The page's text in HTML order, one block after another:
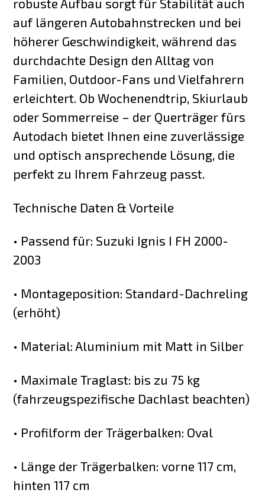
robuste Aufbau sorgt für Stabilität auch
auf längeren Autobahnstrecken und bei
höherer Geschwindigkeit, während das
durchdachte Design den Alltag von
Familien, Outdoor-Fans und Vielfahrern
erleichtert. Ob Wochenendtrip, Skiurlaub
oder Sommerreise – der Querträger fürs
Autodach bietet Ihnen eine zuverlässige
und optisch ansprechende Lösung, die
perfekt zu Ihrem Fahrzeug passt.
Technische Daten & Vorteile
• Passend für: Suzuki Ignis I FH 2000-
2003
• Montageposition: Standard-Dachreling
(erhöht)
• Material: Aluminium mit Matt in Silber
• Maximale Traglast: bis zu 75 kg
(fahrzeugspezifische Dachlast beachten)
• Profilform der Trägerbalken: Oval
• Länge der Trägerbalken: vorne 117 cm,
hinten 117 cm